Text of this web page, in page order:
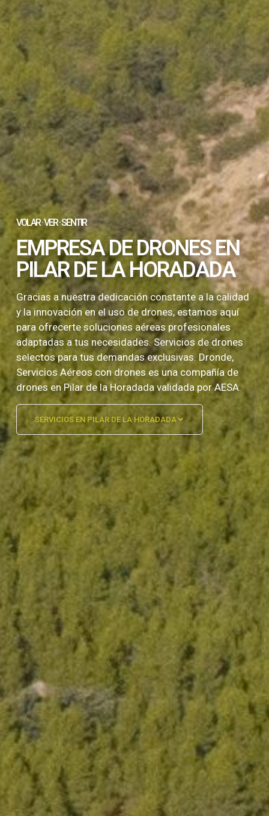
VOLAR · VER · SENTIR
EMPRESA DE DRONES EN
PILAR DE LA HORADADA
Gracias a nuestra dedicación constante a la calidad
y la innovación en el uso de drones, estamos aquí
para ofrecerte soluciones aéreas profesionales
adaptadas a tus necesidades. Servicios de drones
selectos para tus demandas exclusivas. Dronde,
Servicios Aéreos con drones es una compañía de
drones en Pilar de la Horadada validada por AESA.
SERVICIOS EN PILAR DE LA HORADADA